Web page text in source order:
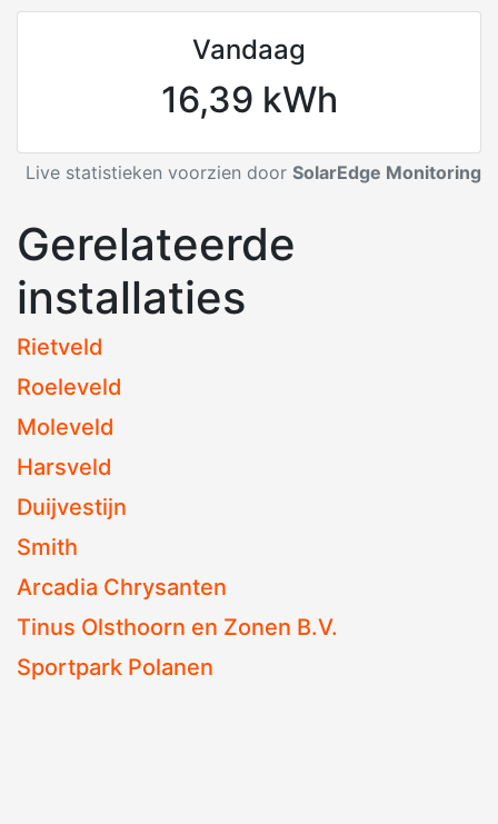
Vandaag
16,39 kWh
Live statistieken voorzien door SolarEdge Monitoring
Gerelateerde
installaties
Rietveld
Roeleveld
Moleveld
Harsveld
Duijvestijn
Smith
Arcadia Chrysanten
Tinus Olsthoorn en Zonen B.V.
Sportpark Polanen